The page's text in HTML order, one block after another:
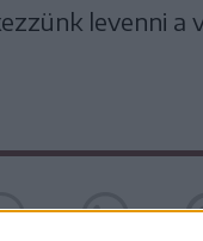
levenni a